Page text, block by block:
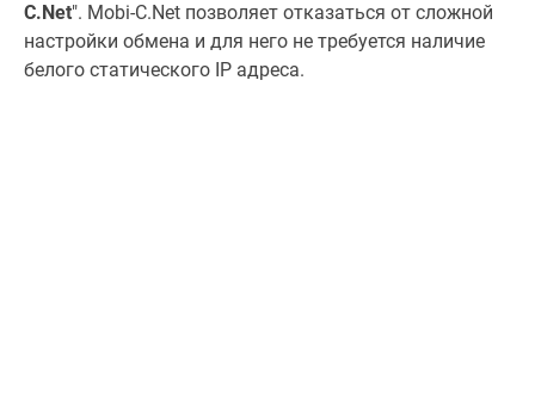
C.Net". Mobi-С.Net позволяет отказаться от сложной
настройки обмена и для него не требуется наличие
белого статического IP адреса.